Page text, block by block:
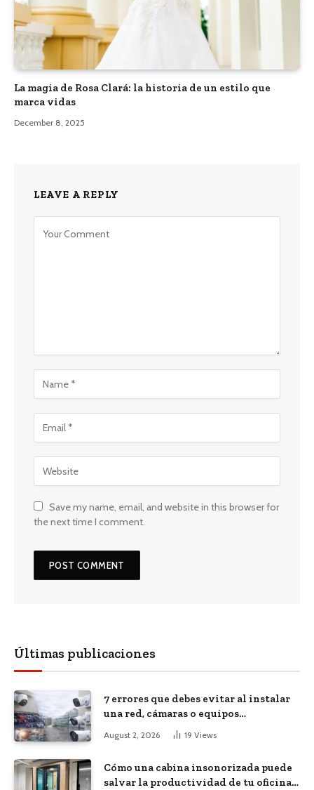
La magia de Rosa Clará: la historia de un estilo que
marca vidas
December 8, 2025
LEAVE A REPLY
Save my name, email, and website in this browser for
the next time I comment.
Últimas publicaciones
7 errores que debes evitar al instalar
una red, cámaras o equipos
tecnológicos en una empresa
August 2, 2026 19 Views
Cómo una cabina insonorizada puede
salvar la productividad de tu oficina